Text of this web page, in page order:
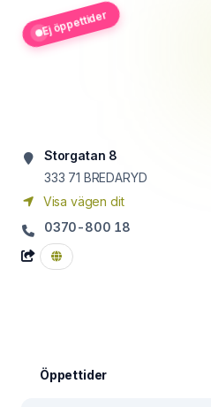
Ej öppettider
Storgatan 8
333 71 BREDARYD
Visa vägen dit
0370-800 18
Öppettider